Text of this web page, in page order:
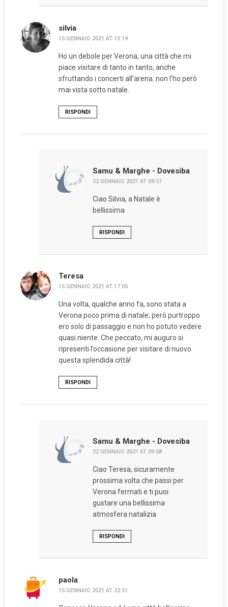
silvia
15 GENNAIO 2021 AT 13:19
Ho un debole per Verona, una città che mi
piace visitare di tanto in tanto, anche
sfruttando i concerti all’arena..non l’ho però
mai vista sotto natale.
RISPONDI
Samu & Marghe - Dovesiba
22 GENNAIO 2021 AT 09:57
Ciao Silvia, a Natale è
bellissima
RISPONDI
Teresa
15 GENNAIO 2021 AT 17:05
Una volta, qualche anno fa, sono stata a
Verona poco prima di natale; però purtroppo
ero solo di passaggio e non ho potuto vedere
quasi niente. Che peccato, mi auguro si
ripresenti l’occasione per visitare di nuovo
questa splendida città!
RISPONDI
Samu & Marghe - Dovesiba
22 GENNAIO 2021 AT 09:58
Ciao Teresa, sicuramente
prossima volta che passi per
Verona fermati e ti puoi
gustare una bellissima
atmosfera natalizia
RISPONDI
paola
15 GENNAIO 2021 AT 22:51